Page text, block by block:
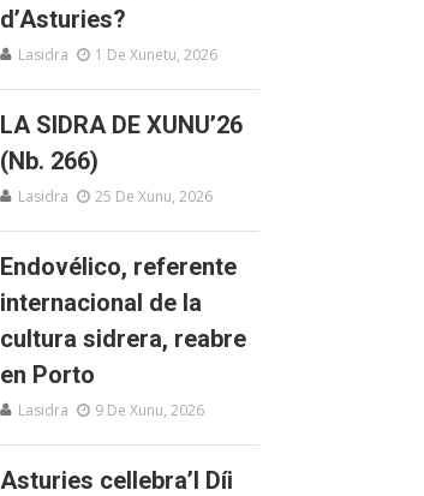
d’Asturies?
Lasidra 1 De Xunetu, 2026
LA SIDRA DE XUNU’26
(Nb. 266)
Lasidra 25 De Xunu, 2026
Endovélico, referente
internacional de la
cultura sidrera, reabre
en Porto
Lasidra 9 De Xunu, 2026
Asturies cellebra’l Díi